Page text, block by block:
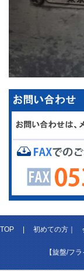
TOP|初めての方｜
【旋盤/フラ